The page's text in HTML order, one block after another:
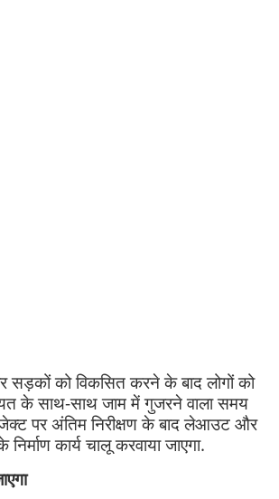
सड़कों को विकसित करने के बाद लोगों को
के साथ-साथ जाम में गुजरने वाला समय
पर अंतिम निरीक्षण के बाद लेआउट और
कार्य चालू करवाया जाएगा.